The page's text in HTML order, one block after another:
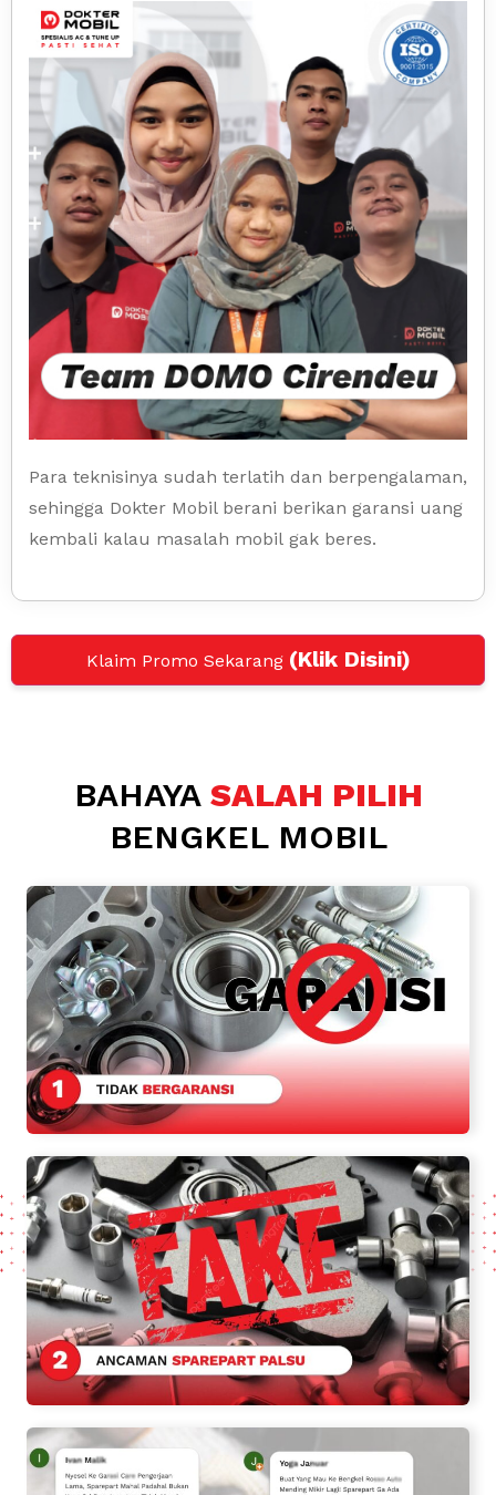
Para teknisinya sudah terlatih dan berpengalaman,
sehingga Dokter Mobil berani berikan garansi uang
kembali kalau masalah mobil gak beres.
Klaim Promo Sekarang (Klik Disini)
BAHAYA SALAH PILIH
BENGKEL MOBIL